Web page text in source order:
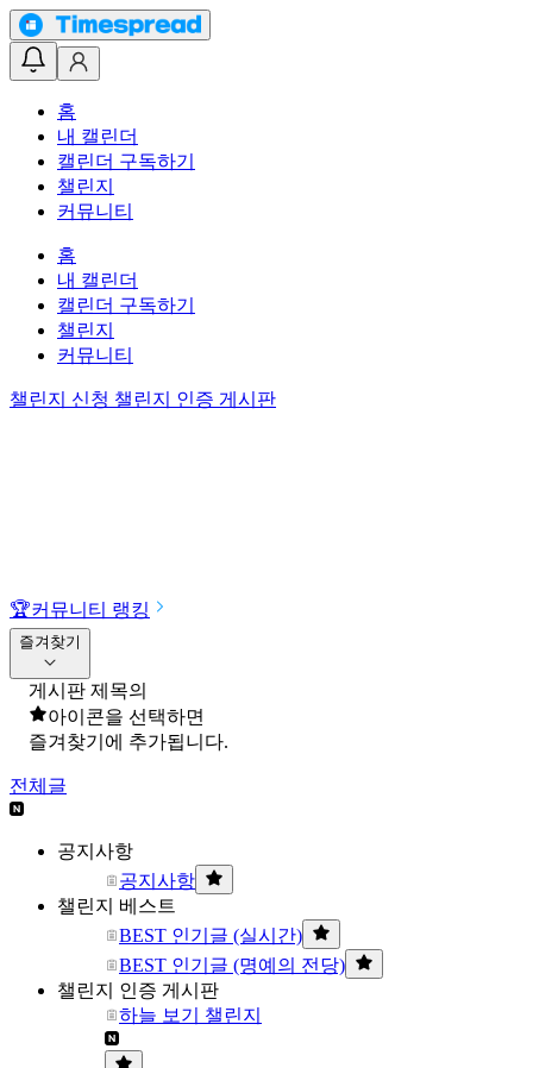
홈
내 캘린더
캘린더 구독하기
챌린지
커뮤니티
홈
내 캘린더
캘린더 구독하기
챌린지
커뮤니티
챌린지 신청 챌린지 인증 게시판
🏆커뮤니티 랭킹
즐겨찾기
게시판 제목의
아이콘을 선택하면
즐겨찾기에 추가됩니다.
전체글
공지사항
공지사항
챌린지 베스트
BEST 인기글 (실시간)
BEST 인기글 (명예의 전당)
챌린지 인증 게시판
하늘 보기 챌린지